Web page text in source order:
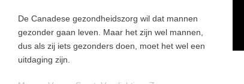
De Canadese gezondheidszorg wil dat mannen
gezonder gaan leven. Maar het zijn wel mannen,
dus als zij iets gezonders doen, moet het wel een
uitdaging zijn.